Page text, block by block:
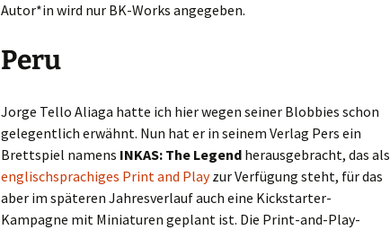
Autor*in wird nur BK-Works angegeben.
Peru
Jorge Tello Aliaga hatte ich hier wegen seiner Blobbies schon
gelegentlich erwähnt. Nun hat er in seinem Verlag Pers ein
Brettspiel namens INKAS: The Legend herausgebracht, das als
englischsprachiges Print and Playzur Verfügung steht, für das
aber im späteren Jahresverlauf auch eine Kickstarter-
Kampagne mit Miniaturen geplant ist. Die Print-and-Play-